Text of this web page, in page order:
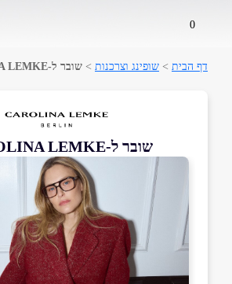
0
דף הבית > שופינג וצרכנות > שובר ל-CAROLINA LEMKE
שובר ל-CAROLINA LEMKE